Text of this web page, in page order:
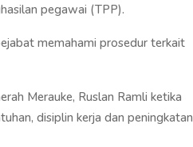
pegawai (TPP).
memahami prosedur terkait
Merauke, Ruslan Ramli ketika
disiplin kerja dan peningkatan